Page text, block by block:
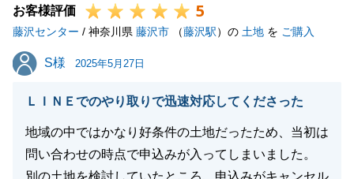
になりました。
また、何かございましたら、是非東急リバブルにお任
せください。今後とも何卒宜しくお願い申し上げま
す。
閉じる
お客様評価 5
藤沢センター / 神奈川県 藤沢市 （藤沢駅）の 土地 を ご購入
S様
S様 2025年5月27日
ＬＩＮＥでのやり取りで迅速対応してくださった
地域の中ではかなり好条件の土地だったため、当初は
問い合わせの時点で申込みが入ってしまいました。
別の土地を検討していたところ、申込みがキャンセル